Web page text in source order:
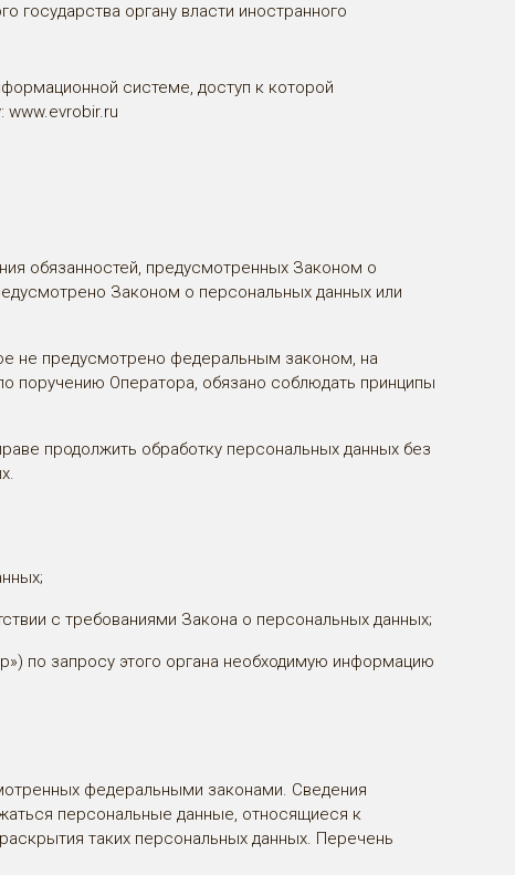
государства органу власти иностранного
системе, доступ к которой
www.evrobir.ru
обязанностей, предусмотренных Законом о
Законом о персональных данных или
не предусмотрено федеральным законом, на
поручению Оператора, обязано соблюдать принципы
продолжить обработку персональных данных без
с требованиями Закона о персональных данных;
по запросу этого органа необходимую информацию
федеральными законами. Сведения
персональные данные, относящиеся к
таких персональных данных. Перечень